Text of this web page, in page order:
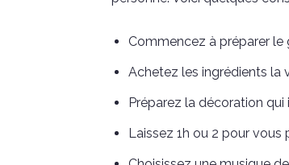
Commencez à préparer le
Achetez les ingrédients la
Préparez la décoration qui
Laissez 1h ou 2 pour vous